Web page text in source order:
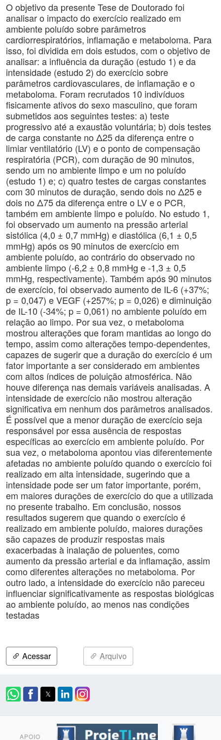
O objetivo da presente Tese de Doutorado foi
analisar o impacto do exercício realizado em
ambiente poluído sobre parâmetros
cardiorrespiratórios, inflamação e metaboloma. Para
isso, foi dividida em dois estudos, com o objetivo de
analisar: a influência da duração (estudo 1) e da
intensidade (estudo 2) do exercício sobre
parâmetros cardiovasculares, de inflamação e o
metaboloma. Foram recrutados 10 indivíduos
fisicamente ativos do sexo masculino, que foram
submetidos aos seguintes testes: a) teste
progressivo até a exaustão voluntária; b) dois testes
de carga constante no Δ25 da diferença entre o
limiar ventilatório (LV) e o ponto de compensação
respiratória (PCR), com duração de 90 minutos,
sendo um no ambiente limpo e um no poluído
(estudo 1) e; c) quatro testes de cargas constantes
com 30 minutos de duração, sendo dois no Δ25 e
dois no Δ75 da diferença entre o LV e o PCR,
também em ambiente limpo e poluído. No estudo 1,
foi observado um aumento na pressão arterial
sistólica (4,0 ± 0,7 mmHg) e diastólica (6,1 ± 0,5
mmHg) após os 90 minutos de exercício em
ambiente poluído, ao contrário do observado no
ambiente limpo (-6,2 ± 0,8 mmHg e -1,3 ± 0,5
mmHg, respectivamente). Também após 90 minutos
de exercício, foi observado aumento de IL-6 (+37%;
p = 0,047) e VEGF (+257%; p = 0,026) e diminuição
de IL-10 (-34%; p = 0,061) no ambiente poluído em
relação ao limpo. Por sua vez, o metaboloma
mostrou alterações que foram mantidas ao longo do
tempo, assim como alterações tempo-dependentes,
capazes de sugerir que a duração do exercício é um
fator importante a ser considerado em ambientes
com altos índices de poluição atmosférica. Não
houve diferença nas demais variáveis analisadas. A
intensidade de exercício não mostrou alteração
significativa em nenhum dos parâmetros analisados.
É possível que a menor duração de exercício seja
responsável por essa ausência de respostas
específicas ao exercício em ambiente poluído. Por
sua vez, o metaboloma apontou vias diferentemente
afetadas no ambiente poluído quando o exercício foi
realizado em alta intensidade, sugerindo que a
intensidade pode ser um fator importante, porém,
em maiores durações de exercício do que a utilizada
no presente trabalho. Em conclusão, nossos
resultados sugerem que quando o exercício é
realizado em ambiente poluído, maiores durações
são capazes de produzir respostas mais
exacerbadas à inalação de poluentes, como
aumento da pressão arterial e da inflamação, assim
como diferentes alterações no metaboloma. Por
outro lado, a intensidade do exercício não pareceu
influenciar significativamente as respostas biológicas
ao ambiente poluído, ao menos nas condições
testadas
Acessar Arquivo
APOIO